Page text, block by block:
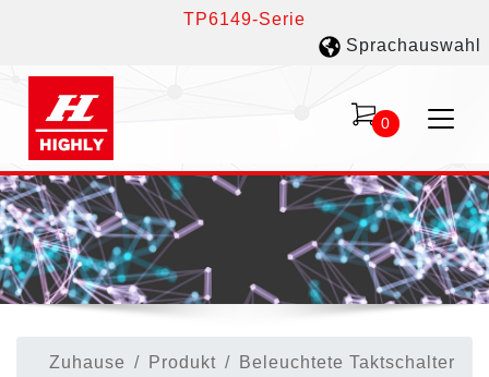
TP6149-Serie
Sprachauswahl
0
Zuhause Produkt
Beleuchtete Taktschalter